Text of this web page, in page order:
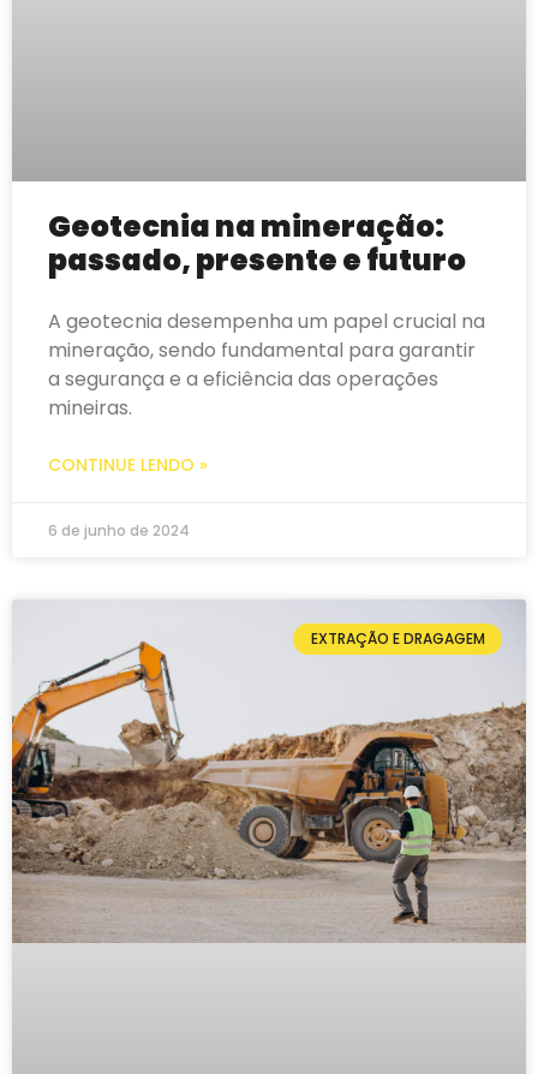
Geotecnia na mineração:
passado, presente e futuro
A geotecnia desempenha um papel crucial na
mineração, sendo fundamental para garantir
a segurança e a eficiência das operações
mineiras.
CONTINUE LENDO »
6 de junho de 2024
EXTRAÇÃO E DRAGAGEM